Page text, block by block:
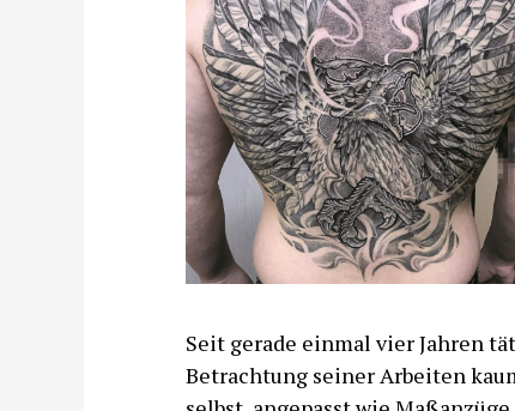
Seit gerade einmal vier Jahren
Betrachtung seiner Arbeiten